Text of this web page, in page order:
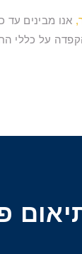
אנו מבינים
על כללי